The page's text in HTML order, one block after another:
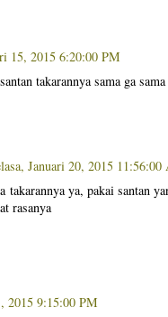
15, 2015 6:20:00 PM
takarannya sama ga
Januari 20, 2015
takarannya ya, pakai santan
rasanya
2015 9:15:00 PM